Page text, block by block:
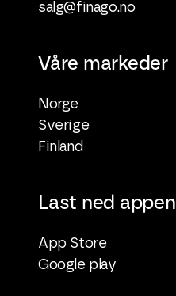
salg@finago.no
Våre markeder
Norge
Sverige
Finland
Last ned appen
App Store
Google play